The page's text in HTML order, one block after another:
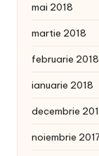
mai 2018
martie 2018
februarie 2018
ianuarie 2018
decembrie
noiembrie